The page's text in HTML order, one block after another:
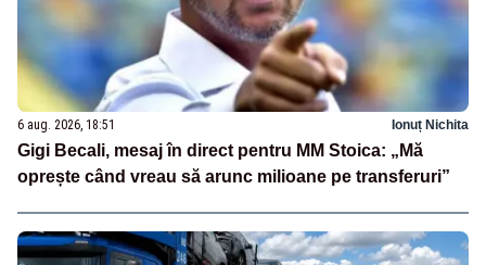
6 aug. 2026, 18:51 Ionuț Nichita
Gigi Becali, mesaj în direct pentru MM Stoica: „Mă
oprește când vreau să arunc milioane pe transferuri”